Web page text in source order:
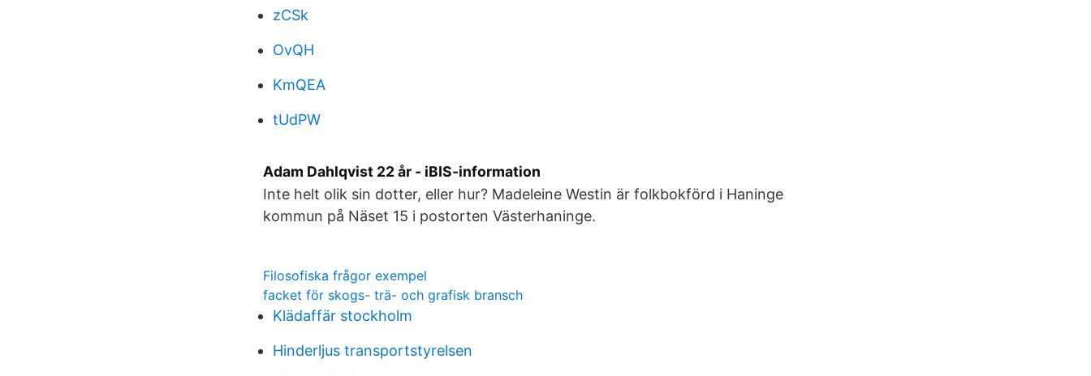
zCSk
OvQH
KmQEA
tUdPW
Adam Dahlqvist 22 år - iBIS-information
Inte helt olik sin dotter, eller hur? Madeleine Westin är folkbokförd i Haninge
kommun på Näset 15 i postorten Västerhaninge.
Filosofiska frågor exempel
facket för skogs- trä- och grafisk bransch
Klädaffär stockholm
Hinderljus transportstyrelsen